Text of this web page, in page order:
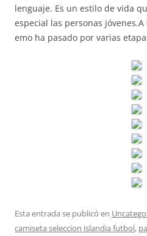
lenguaje. Es un estilo de vida
especial las personas
emo ha pasado por varias
Esta entrada se publicó en
camiseta seleccion islandia futbol,